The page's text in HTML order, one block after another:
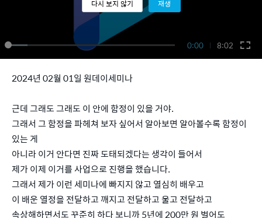
0:00 8:02
다시 보지 않기 재생
2024년 02월 01일 원데이세미나
근데 그래도 그래도 이 안에 함정이 있을 거야.
그래서 그 함정을 파헤쳐 보자 싶어서 알아보면 알아볼수록 함정이
있는 게
아니라 이거 안다면 진짜 도태되겠다는 생각이 들어서
제가 이제 이거를 사업으로 진행을 했습니다.
그래서 제가 이런 세미나에 빠지지 않고 열심히 배우고
이 배운 열정을 전달하고 깨지고 전달하고 울고 전달하고
속상해하면서도 꾸준히 하다 보니까 5년에 200만 원 벌어도